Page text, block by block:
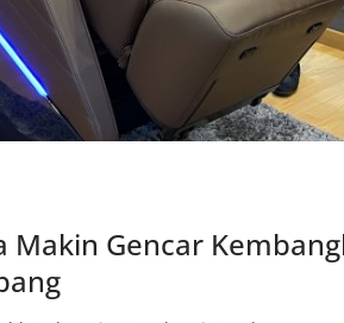
Gencar